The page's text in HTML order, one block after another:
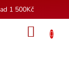
1 500Kč